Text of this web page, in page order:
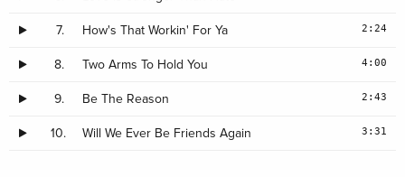
Life Is Beautiful
Love Is Stronger Than Hate
7. How's That Workin' For Ya 2:24
8. Two Arms To Hold You 4:00
9. Be The Reason 2:43
10. Will We Ever Be Friends Again 3:31